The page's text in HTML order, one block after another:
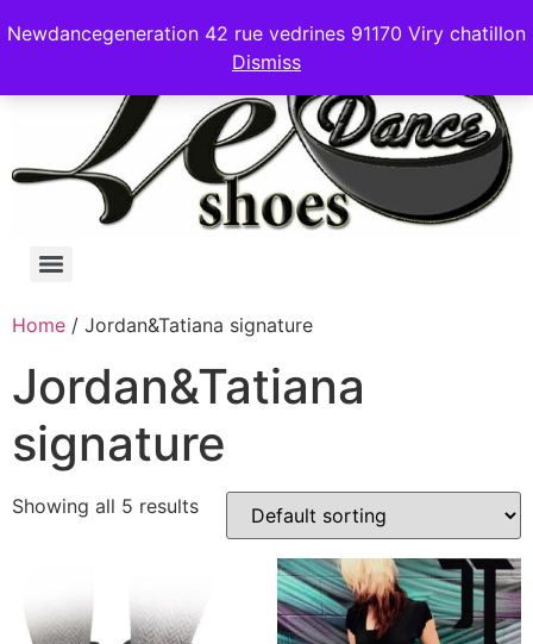
Newdancegeneration 42 rue vedrines 91170 Viry chatillon
Dismiss
Home / Jordan&Tatiana signature
Jordan&Tatiana
signature
Showing all 5 results